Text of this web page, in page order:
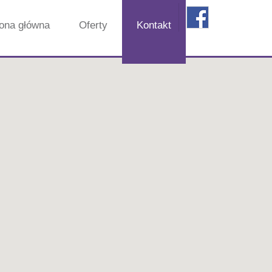
główna Oferty Kontakt